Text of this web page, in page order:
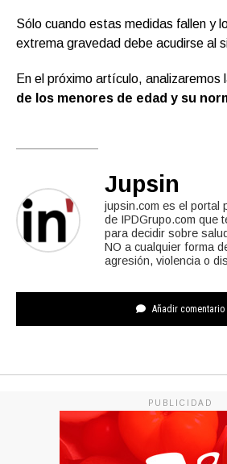
Sólo cuando estas medidas fallen y
extrema gravedad debe acudirse al
En el próximo artículo, analizaremos
de los menores de edad y su
Jupsin
jupsin.com es el portal
de IPDGrupo.com que
para decidir sobre
NO a cualquier forma
agresión, violencia o
Añadir comentario
PUBLICIDAD